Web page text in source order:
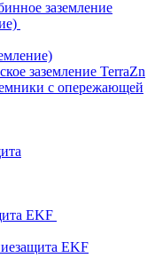
заземление
заземление TerraZn
с опережающей
EKF
EKF